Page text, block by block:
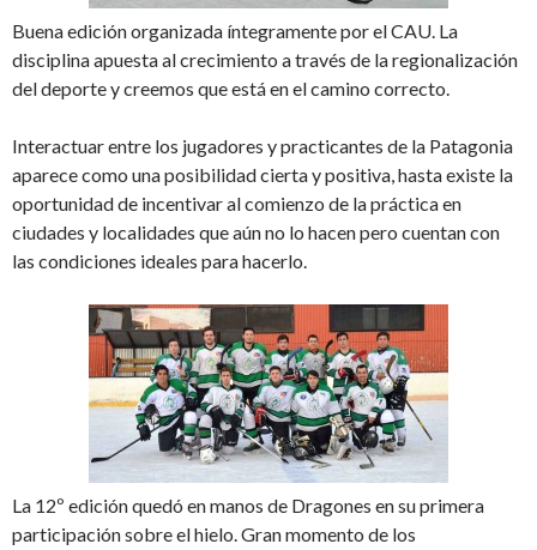
Buena edición organizada íntegramente por el CAU. La
disciplina apuesta al crecimiento a través de la regionalización
del deporte y creemos que está en el camino correcto.
Interactuar entre los jugadores y practicantes de la Patagonia
aparece como una posibilidad cierta y positiva, hasta existe la
oportunidad de incentivar al comienzo de la práctica en
ciudades y localidades que aún no lo hacen pero cuentan con
las condiciones ideales para hacerlo.
La 12º edición quedó en manos de Dragones en su primera
participación sobre el hielo. Gran momento de los